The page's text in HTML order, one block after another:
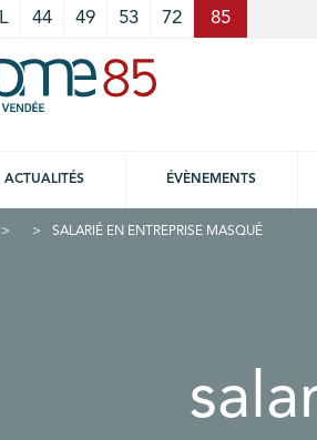
44 49 53 72 85
ACTUALITÉS ÉVÈNEMENTS
SALARIÉ EN ENTREPRISE MASQUÉ
panel